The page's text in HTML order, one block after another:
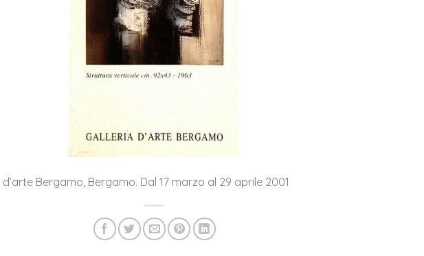
d’arte Bergamo, Bergamo. Dal 17 marzo al 29 aprile 2001